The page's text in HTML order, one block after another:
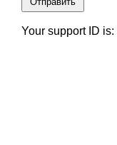
Your support ID